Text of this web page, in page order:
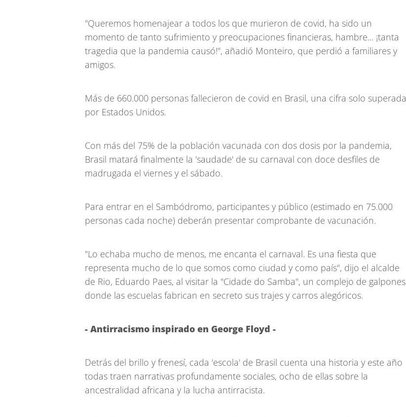
"Queremos homenajear a todos los que murieron de covid, ha sido un
momento de tanto sufrimiento y preocupaciones financieras, hambre... ¡tanta
tragedia que la pandemia causó!", añadió Monteiro, que perdió a familiares y
amigos.
Más de 660.000 personas fallecieron de covid en Brasil, una cifra solo superada
por Estados Unidos.
Con más del 75% de la población vacunada con dos dosis por la pandemia,
Brasil matará finalmente la 'saudade' de su carnaval con doce desfiles de
madrugada el viernes y el sábado.
Para entrar en el Sambódromo, participantes y público (estimado en 75.000
personas cada noche) deberán presentar comprobante de vacunación.
"Lo echaba mucho de menos, me encanta el carnaval. Es una fiesta que
representa mucho de lo que somos como ciudad y como país", dijo el alcalde
de Rio, Eduardo Paes, al visitar la "Cidade do Samba", un complejo de galpones
donde las escuelas fabrican en secreto sus trajes y carros alegóricos.
- Antirracismo inspirado en George Floyd -
Detrás del brillo y frenesí, cada 'escola' de Brasil cuenta una historia y este año
todas traen narrativas profundamente sociales, ocho de ellas sobre la
ancestralidad africana y la lucha antirracista.